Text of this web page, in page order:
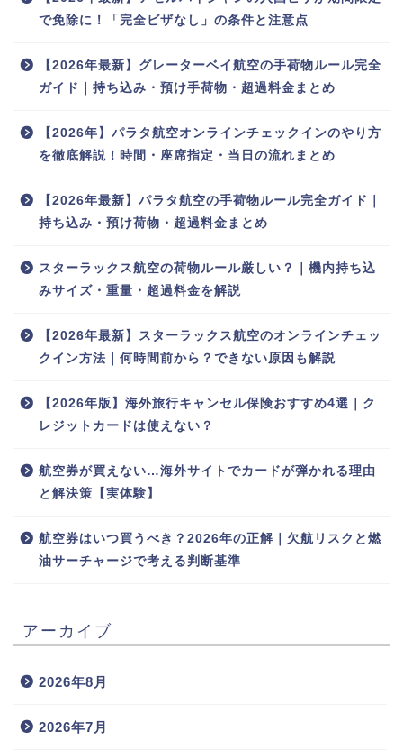
で免除に！「完全ビザなし」の条件と注意点
【2026年最新】グレーターベイ航空の手荷物ルール完全
ガイド｜持ち込み・預け手荷物・超過料金まとめ
【2026年】パラタ航空オンラインチェックインのやり方
を徹底解説！時間・座席指定・当日の流れまとめ
【2026年最新】パラタ航空の手荷物ルール完全ガイド｜
持ち込み・預け荷物・超過料金まとめ
スターラックス航空の荷物ルール厳しい？｜機内持ち込
みサイズ・重量・超過料金を解説
【2026年最新】スターラックス航空のオンラインチェッ
クイン方法｜何時間前から？できない原因も解説
【2026年版】海外旅行キャンセル保険おすすめ4選｜ク
レジットカードは使えない？
航空券が買えない…海外サイトでカードが弾かれる理由
と解決策【実体験】
航空券はいつ買うべき？2026年の正解｜欠航リスクと燃
油サーチャージで考える判断基準
アーカイブ
2026年8月
2026年7月